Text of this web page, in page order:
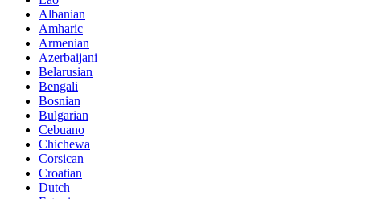
Albanian
Amharic
Armenian
Azerbaijani
Belarusian
Bengali
Bosnian
Bulgarian
Cebuano
Chichewa
Corsican
Croatian
Dutch